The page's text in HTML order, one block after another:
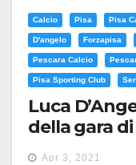
Calcio Pisa Pisa
D'angelo Forzapisa
Pescara Calcio
Pisa Sporting Club
Luca
della gara
ma
Apr 3, 2021